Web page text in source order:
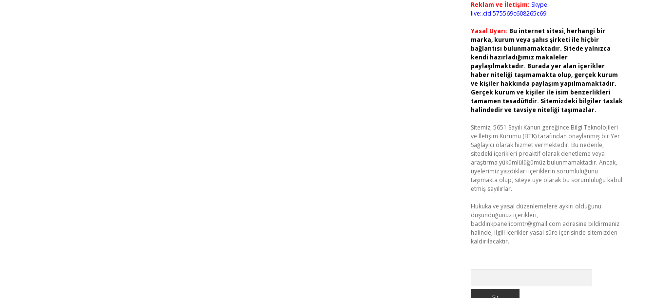
Reklam ve İletişim: Skype:
live:.cid.575569c608265c69
Yasal Uyarı: Bu internet sitesi, herhangi bir
marka, kurum veya şahıs şirketi ile hiçbir
bağlantısı bulunmamaktadır. Sitede yalnızca
kendi hazırladığımız makaleler
paylaşılmaktadır. Burada yer alan içerikler
haber niteliği taşımamakta olup, gerçek kurum
ve kişiler hakkında paylaşım yapılmamaktadır.
Gerçek kurum ve kişiler ile isim benzerlikleri
tamamen tesadüfidir. Sitemizdeki bilgiler taslak
halindedir ve tavsiye niteliği taşımazlar.
Sitemiz, 5651 Sayılı Kanun gereğince Bilgi Teknolojileri
ve İletişim Kurumu (BTK) tarafından onaylanmış bir Yer
Sağlayıcı olarak hizmet vermektedir. Bu nedenle,
sitedeki içerikleri proaktif olarak denetleme veya
araştırma yükümlülüğümüz bulunmamaktadır. Ancak,
üyelerimiz yazdıkları içeriklerin sorumluluğunu
taşımakta olup, siteye üye olarak bu sorumluluğu kabul
etmiş sayılırlar.
Hukuka ve yasal düzenlemelere aykırı olduğunu
düşündüğünüz içerikleri,
backlinkpanelicomtr@gmail.com adresine bildirmeniz
halinde, ilgili içerikler yasal süre içerisinde sitemizden
kaldırılacaktır.